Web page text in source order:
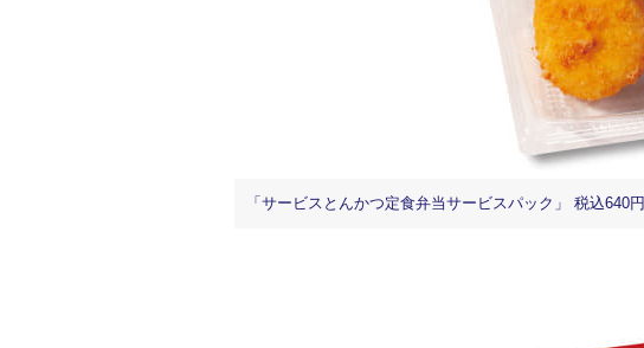
「サービスとんかつ定食弁当サービスパック」 税込640円